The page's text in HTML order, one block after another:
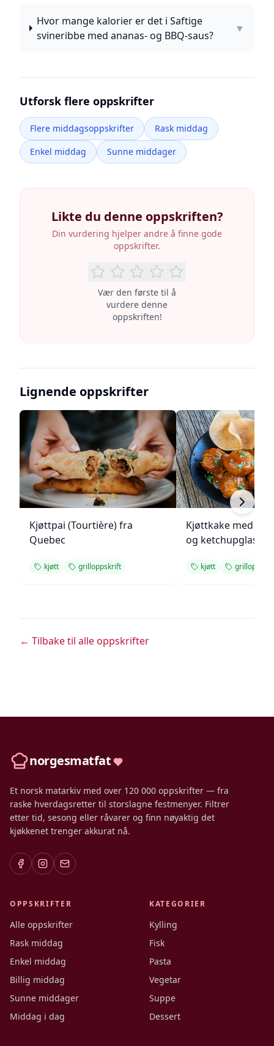
Hvor mange kalorier er det i Saftige
svineribbe med ananas- og BBQ-saus?
▼
Utforsk flere oppskrifter
Flere middagsoppskrifter
Rask middag
Enkel middag
Sunne middager
Likte du denne oppskriften?
Din vurdering hjelper andre å finne gode
oppskrifter.
Vær den første til å
vurdere denne
oppskriften!
Lignende oppskrifter
Kjøttpai (Tourtière) fra
Quebec
kjøtt grilloppskrift
Kjøttkake med
og ketchupglasur
kjøtt
← Tilbake til alle oppskrifter
norgesmatfat
Et norsk matarkiv med over 120 000 oppskrifter — fra
raske hverdagsretter til storslagne festmenyer. Filtrer
etter tid, sesong eller råvarer og finn nøyaktig det
kjøkkenet trenger akkurat nå.
OPPSKRIFTER
Alle oppskrifter
Rask middag
Enkel middag
Billig middag
Sunne middager
Middag i dag
KATEGORIER
Kylling
Fisk
Pasta
Vegetar
Suppe
Dessert